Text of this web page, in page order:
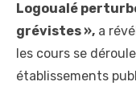
Logoualé
grévistes », a
les cours se
établissements